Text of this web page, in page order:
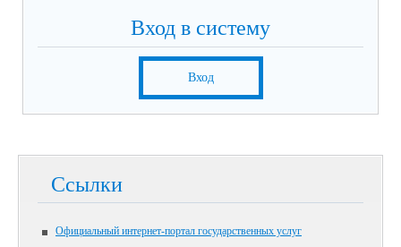
Вход в систему
Вход
Ссылки
Официальный интернет-портал государственных услуг